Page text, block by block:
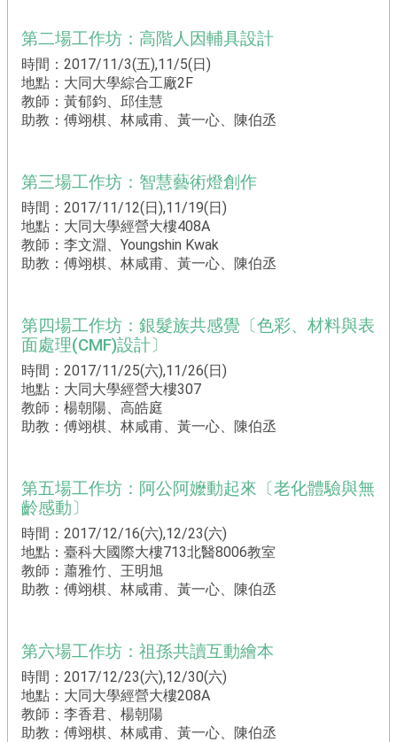
新
工
程
徵
件
回
首
頁
網
覽
第二場工作坊：高階人因輔具設計
時間：2017/11/3(五),11/5(日)
地點：大同大學綜合工廠2F
教師：黃郁鈞、邱佳慧
助教：傅翊棋、林咸甫、黃一心、陳伯丞
第三場工作坊：智慧藝術燈創作
時間：2017/11/12(日),11/19(日)
地點：大同大學經營大樓408A
教師：李文淵、Youngshin Kwak
助教：傅翊棋、林咸甫、黃一心、陳伯丞
第四場工作坊：銀髮族共感覺〔色彩、材料與表
面處理(CMF)設計〕
時間：2017/11/25(六),11/26(日)
地點：大同大學經營大樓307
教師：楊朝陽、高皓庭
助教：傅翊棋、林咸甫、黃一心、陳伯丞
第五場工作坊：阿公阿嬤動起來〔老化體驗與無
齡感動〕
時間：2017/12/16(六),12/23(六)
地點：臺科大國際大樓713北醫8006教室
教師：蕭雅竹、王明旭
助教：傅翊棋、林咸甫、黃一心、陳伯丞
第六場工作坊：祖孫共讀互動繪本
時間：2017/12/23(六),12/30(六)
地點：大同大學經營大樓208A
教師：李香君、楊朝陽
助教：傅翊棋、林咸甫、黃一心、陳伯丞